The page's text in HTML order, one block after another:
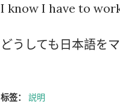
I know I have to
どうしても日本語を
标签： 説明